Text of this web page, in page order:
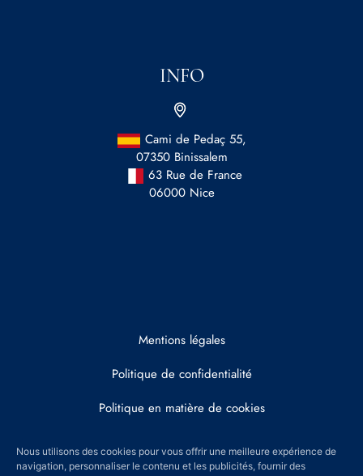
INFO
Cami de Pedaç 55,
07350 Binissalem
63 Rue de France
06000 Nice
Mentions légales
Politique de confidentialité
Politique en matière de cookies
Nous utilisons des cookies pour vous offrir une meilleure expérience de
navigation, personnaliser le contenu et les publicités, fournir des